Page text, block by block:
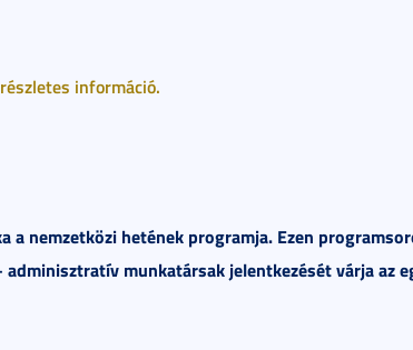
információ.
a nemzetközi hetének programja. Ezen
munkatársak jelentkezését várja az